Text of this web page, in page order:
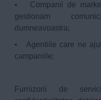
• Companii de
gestionam
dumneavoastra;
• Agentiile care ne
campaniile;
Furnizorii de